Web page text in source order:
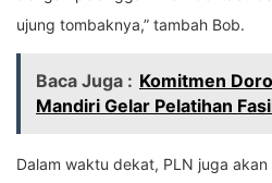
ujung tombaknya,” tambah Bob.
Baca Juga : Komitmen
Mandiri Gelar Pelatihan
Dalam waktu dekat, PLN juga